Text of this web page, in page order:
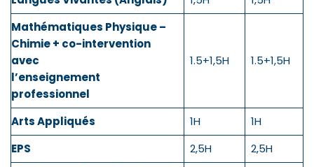
Mathématiques Physique –
Chimie + co-intervention
avec
l’enseignement
professionnel
1.5+1,5H 1.5+1,5H
Arts Appliqués 1H
1H
EPS
2,5H
2,5H